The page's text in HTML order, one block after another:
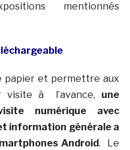
mentionnés
papier et permettre aux
visite à l’avance, une
numérique avec
information générale a
Android. Le